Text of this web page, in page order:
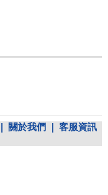
關於我們
客服資訊